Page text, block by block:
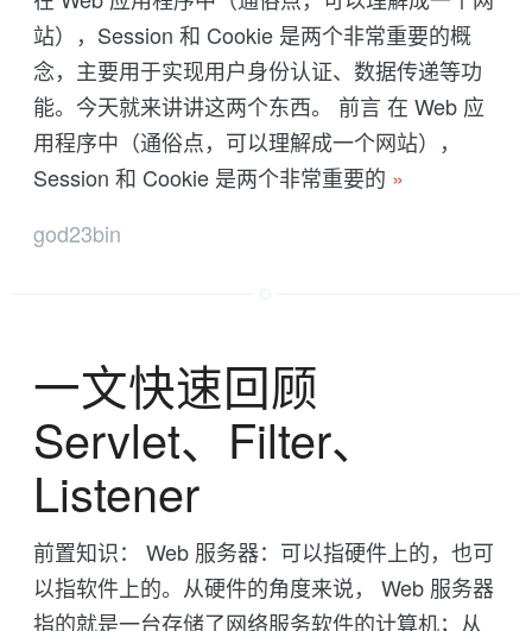
站），Session 和 Cookie 是两个非常重要的概
念，主要用于实现用户身份认证、数据传递等功
能。今天就来讲讲这两个东西。 前言 在 Web 应
用程序中（通俗点，可以理解成一个网站），
Session 和 Cookie 是两个非常重要的 »
god23bin
一文快速回顾
Servlet、Filter、
Listener
前置知识： Web 服务器：可以指硬件上的，也可
以指软件上的。从硬件的角度来说， Web 服务器
指的就是一台存储了网络服务软件的计算机；从